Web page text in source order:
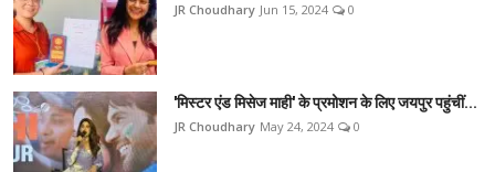
JR Choudhary Jun 15, 2024 0
'मिस्टर एंड मिसेज माही' के प्रमोशन के लिए जयपुर पहुंचीं...
JR Choudhary May 24, 2024 0